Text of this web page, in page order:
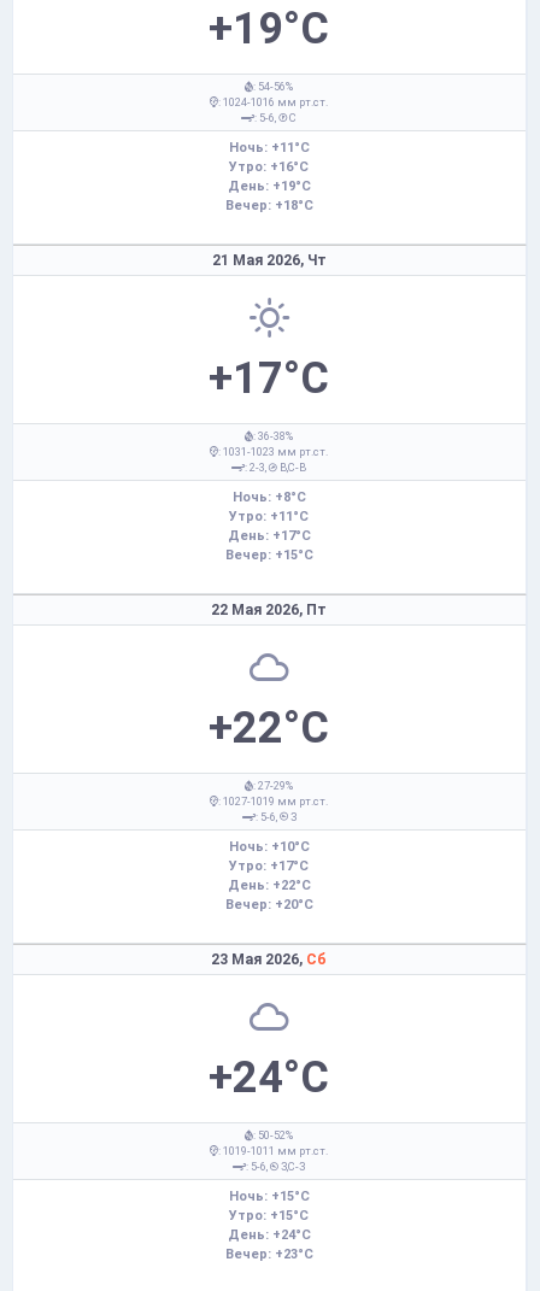
+19°C
: 54-56%
: 1024-1016 мм рт.ст.
: 5-6,
С
Ночь: +11°C
Утро: +16°C
День: +19°C
Вечер: +18°C
21 Мая 2026, Чт
+17°C
: 36-38%
: 1031-1023 мм рт.ст.
: 2-3,
В,С-В
Ночь: +8°C
Утро: +11°C
День: +17°C
Вечер: +15°C
22 Мая 2026, Пт
+22°C
: 27-29%
: 1027-1019 мм рт.ст.
: 5-6,
З
Ночь: +10°C
Утро: +17°C
День: +22°C
Вечер: +20°C
23 Мая 2026, Сб
+24°C
: 50-52%
: 1019-1011 мм рт.ст.
: 5-6,
З,С-З
Ночь: +15°C
Утро: +15°C
День: +24°C
Вечер: +23°C